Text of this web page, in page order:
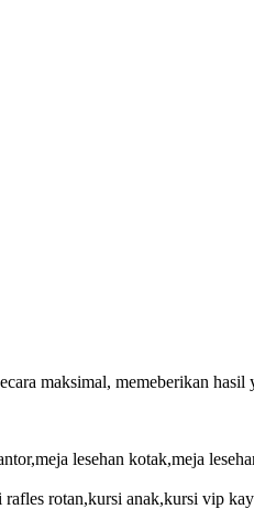
maksimal, memeberikan
lesehan kotak,meja
rotan,kursi anak,kursi vip